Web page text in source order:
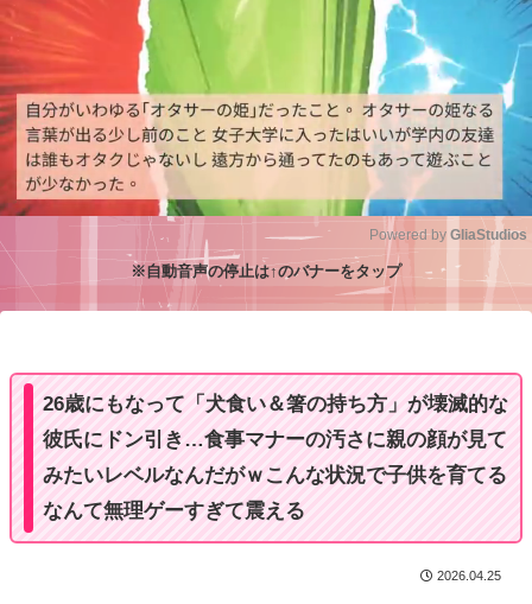
Powered by GliaStudios
※自動音声の停止は↑のバナーをタップ
26歳にもなって「犬食い＆箸の持ち方」が壊滅的な
彼氏にドン引き…食事マナーの汚さに親の顔が見て
みたいレベルなんだがｗこんな状況で子供を育てる
なんて無理ゲーすぎて震える
2026.04.25